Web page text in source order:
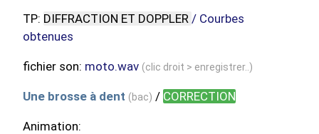
TP: DIFFRACTION ET DOPPLER / Courbes
obtenues
fichier son: moto.wav (clic droit > enregistrer..)
Une brosse à dent (bac) / CORRECTION
Animation: